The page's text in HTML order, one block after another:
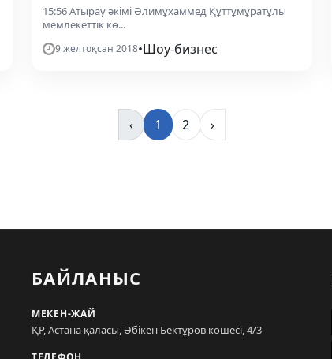
15:56 Атырау әкімі Әлимұхаммед Құттұмұратұлы
мемлекеттік кө...
9 желтоқсан 2018•Шоу-бизнес
‹ 1 2 ›
БАЙЛАНЫС
МЕКЕН-ЖАЙ
ҚР, Астана қаласы, Әбікен Бектұров көшесі, 4/3